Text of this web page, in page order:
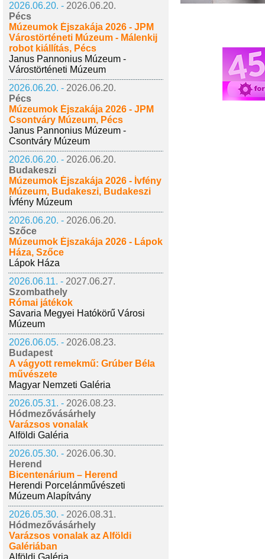
2026.06.20. - 2026.06.20.
Pécs
Múzeumok Éjszakája 2026 - JPM
Várostörténeti Múzeum - Málenkij
robot kiállítás, Pécs
Janus Pannonius Múzeum -
Várostörténeti Múzeum
2026.06.20. - 2026.06.20.
Pécs
Múzeumok Éjszakája 2026 - JPM
Csontváry Múzeum, Pécs
Janus Pannonius Múzeum -
Csontváry Múzeum
2026.06.20. - 2026.06.20.
Budakeszi
Múzeumok Éjszakája 2026 - Ívfény
Múzeum, Budakeszi, Budakeszi
Ívfény Múzeum
2026.06.20. - 2026.06.20.
Szőce
Múzeumok Éjszakája 2026 - Lápok
Háza, Szőce
Lápok Háza
2026.06.11. - 2027.06.27.
Szombathely
Római játékok
Savaria Megyei Hatókörű Városi
Múzeum
2026.06.05. - 2026.08.23.
Budapest
A vágyott remekmű: Grúber Béla
művészete
Magyar Nemzeti Galéria
2026.05.31. - 2026.08.23.
Hódmezővásárhely
Varázsos vonalak
Alföldi Galéria
2026.05.30. - 2026.06.30.
Herend
Bicentenárium – Herend
Herendi Porcelánművészeti
Múzeum Alapítvány
2026.05.30. - 2026.08.31.
Hódmezővásárhely
Varázsos vonalak az Alföldi
Galériában
Alföldi Galéria